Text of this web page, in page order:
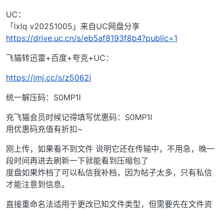
UC：
「lxlq v20251005」来自UC网盘分享
https://drive.uc.cn/s/eb5af8193f8b4?public=1
飞猫转迅雷+百度+夸克+UC：
https://jmj.cc/s/z5062i
统一解压码：S0MP1I
充飞猫会员时候记得填写优惠码：S0MP1I
用优惠码充值有折扣~
刚上传，如果看不到文件 说明它还在传输中，不用急，晚一
段时间再进去刷新一下就能看到压缩包了
度盘如果炸档了可以私信我补档，因为帖子太多，只有私信
才能注意到信息。
直接重命名法适用于更改已知文件类型，但需要先在文件资